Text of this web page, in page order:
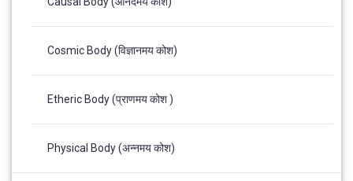
Cosmic Body (विज्ञानमय कोश)
Etheric Body (प्राणमय कोश )
Physical Body (अन्नमय कोश)